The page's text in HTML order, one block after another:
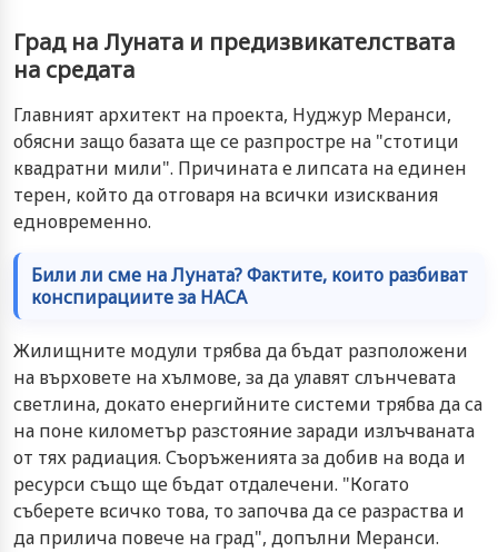
Град на Луната и предизвикателствата
на средата
Главният архитект на проекта, Нуджур Меранси,
обясни защо базата ще се разпростре на "стотици
квадратни мили". Причината е липсата на единен
терен, който да отговаря на всички изисквания
едновременно.
Били ли сме на Луната? Фактите, които разбиват
конспирациите за НАСА
Жилищните модули трябва да бъдат разположени
на върховете на хълмове, за да улавят слънчевата
светлина, докато енергийните системи трябва да са
на поне километър разстояние заради излъчваната
от тях радиация. Съоръженията за добив на вода и
ресурси също ще бъдат отдалечени. "Когато
съберете всичко това, то започва да се разраства и
да прилича повече на град", допълни Меранси.